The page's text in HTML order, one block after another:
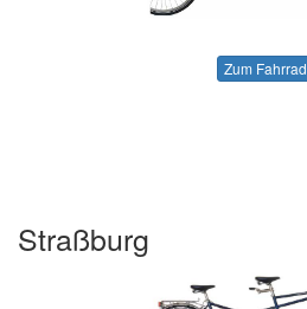
Zum Fahrrad
Straßburg